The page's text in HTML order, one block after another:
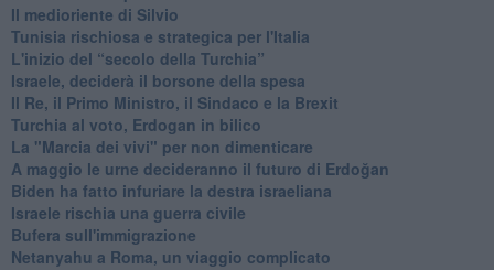
Il medioriente di Silvio
Tunisia rischiosa e strategica per l'Italia
L'inizio del “secolo della Turchia”
Israele, deciderà il borsone della spesa
Il Re, il Primo Ministro, il Sindaco e la Brexit
Turchia al voto, Erdogan in bilico
La "Marcia dei vivi" per non dimenticare
A maggio le urne decideranno il futuro di Erdoğan
Biden ha fatto infuriare la destra israeliana
Israele rischia una guerra civile
Bufera sull'immigrazione
Netanyahu a Roma, un viaggio complicato